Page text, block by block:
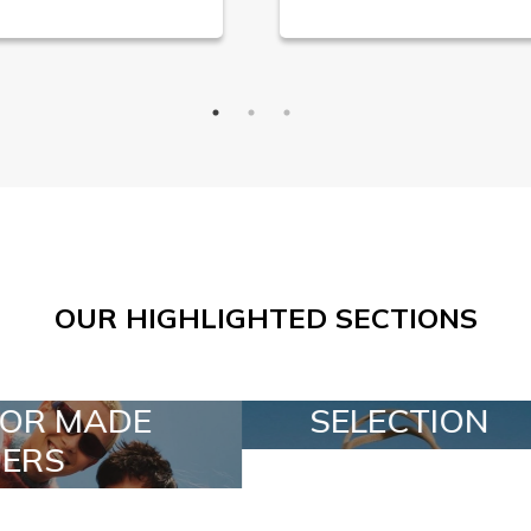
OUR HIGHLIGHTED SECTIONS
SELECTION SPECIAL LOTS